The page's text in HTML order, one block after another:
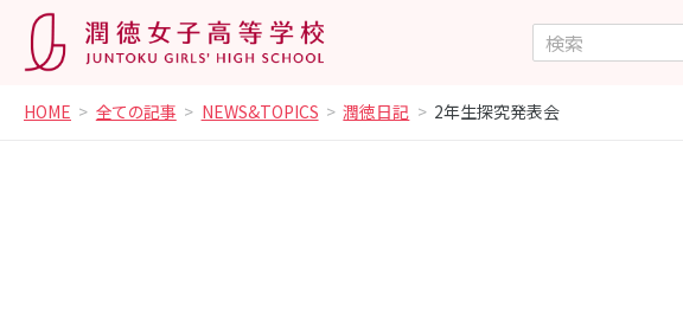
HOME 全ての記事 NEWS&TOPICS 潤徳日記 2年生探究発表会